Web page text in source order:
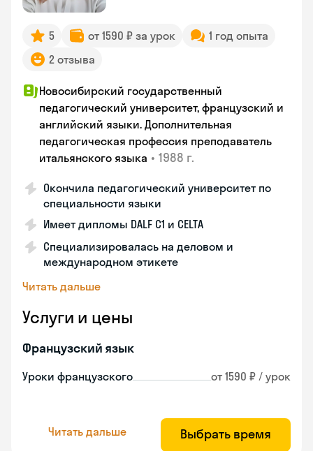
5 от 1590 ₽ за урок
1 год опыта
2 отзыва
Новосибирский государственный
педагогический университет, французский и
английский языки. Дополнительная
педагогическая профессия преподаватель
итальянского языка • 1988 г.
Окончила педагогический университет по
специальности языки
Имеет дипломы DALF C1 и CELTA
Специализировалась на деловом и
международном этикете
Читать дальше
Услуги и цены
Французский язык
Уроки французского от 1590 ₽ / урок
Читать дальше Выбрать время